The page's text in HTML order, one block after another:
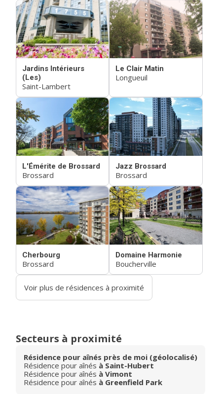
Jardins Intérieurs
(Les)
Saint-Lambert
Le Clair Matin
Longueuil
L'Émérite de Brossard
Brossard
Jazz Brossard
Brossard
Cherbourg
Brossard
Domaine Harmonie
Boucherville
Voir plus de résidences à proximité
Secteurs à proximité
Résidence pour aînés près de moi (géolocalisé)
Résidence pour aînés à Saint-Hubert
Résidence pour aînés à Vimont
Résidence pour aînés à Greenfield Park